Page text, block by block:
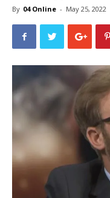
By 04 Online - May 25, 2022